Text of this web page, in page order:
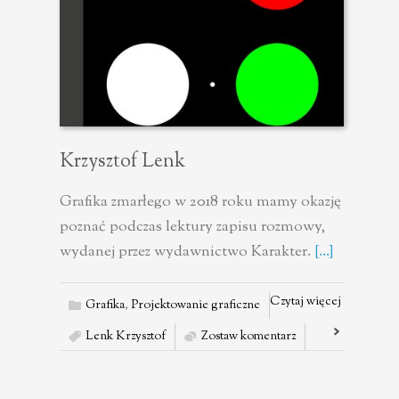
Krzysztof Lenk
Grafika zmarłego w 2018 roku mamy okazję
poznać podczas lektury zapisu rozmowy,
wydanej przez wydawnictwo Karakter. [...]
Grafika, Projektowanie graficzne
Lenk Krzysztof
Zostaw komentarz
Czytaj więcej